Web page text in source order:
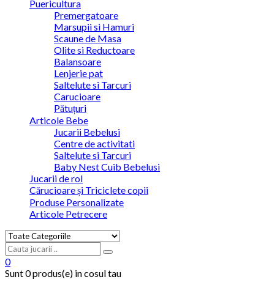
Puericultura
Premergatoare
Marsupii si Hamuri
Scaune de Masa
Olite si Reductoare
Balansoare
Lenjerie pat
Saltelute si Tarcuri
Carucioare
Pătuțuri
Articole Bebe
Jucarii Bebelusi
Centre de activitati
Saltelute si Tarcuri
Baby Nest Cuib Bebelusi
Jucarii de rol
Cărucioare și Triciclete copii
Produse Personalizate
Articole Petrecere
0
Sunt0 produs(e) in cosul tau